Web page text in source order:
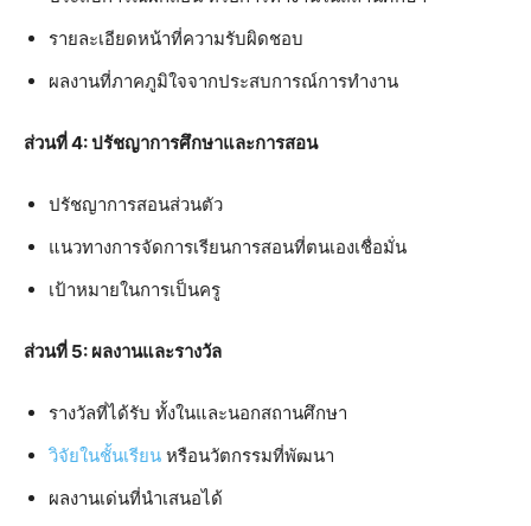
รายละเอียดหน้าที่ความรับผิดชอบ
ผลงานที่ภาคภูมิใจจากประสบการณ์การทำงาน
ส่วนที่ 4: ปรัชญาการศึกษาและการสอน
ปรัชญาการสอนส่วนตัว
แนวทางการจัดการเรียนการสอนที่ตนเองเชื่อมั่น
เป้าหมายในการเป็นครู
ส่วนที่ 5: ผลงานและรางวัล
รางวัลที่ได้รับ ทั้งในและนอกสถานศึกษา
วิจัยในชั้นเรียน หรือนวัตกรรมที่พัฒนา
ผลงานเด่นที่นำเสนอได้